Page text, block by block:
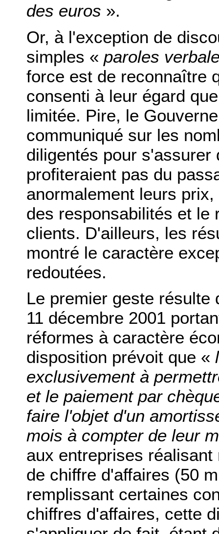
des euros ».
Or, à l'exception de
simples « paroles
force est de reconnaître
consenti à leur égard
limitée. Pire, le
communiqué sur les
diligentés pour
profiteraient pas du
anormalement leurs
des responsabilités et le
clients. D'ailleurs, les
montré le caractère
redoutées.
Le premier geste résulte
11 décembre 2001
réformes à caractère
disposition prévoit que «
exclusivement à
et le paiement par
faire l'objet d'un
mois à compter de leur
aux entreprises
de chiffre d'affaires (50
remplissant certaines
chiffres d'affaires, cette